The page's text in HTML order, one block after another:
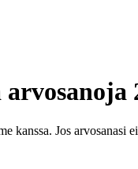
arvosanoja
Jos arvosanasi